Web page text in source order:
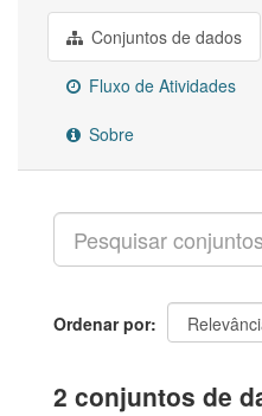
Conjuntos de dados
Fluxo de Atividades
Sobre
Ordenar por
2 conjuntos de